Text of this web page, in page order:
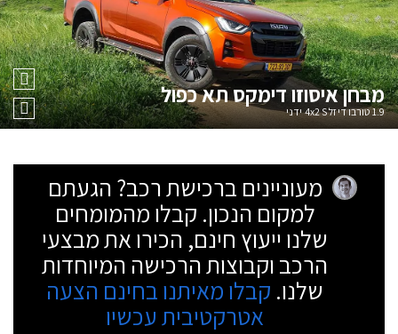
מבחןאיסוזו דימקס תא כפול
1.9 טורבו דיזל 4x2 S ידני
מעוניינים ברכישת רכב? הגעתם
למקום הנכון. קבלו מהמומחים
שלנו ייעוץ חינם, הכירו את מבצעי
הרכב וקבוצות הרכישה המיוחדות
שלנו. קבלו מאיתנו בחינם הצעה
אטרקטיבית עכשיו